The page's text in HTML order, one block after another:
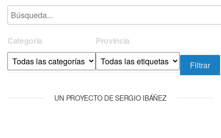
Categoría Provincia
UN PROYECTO DE SERGIO IBÁÑEZ